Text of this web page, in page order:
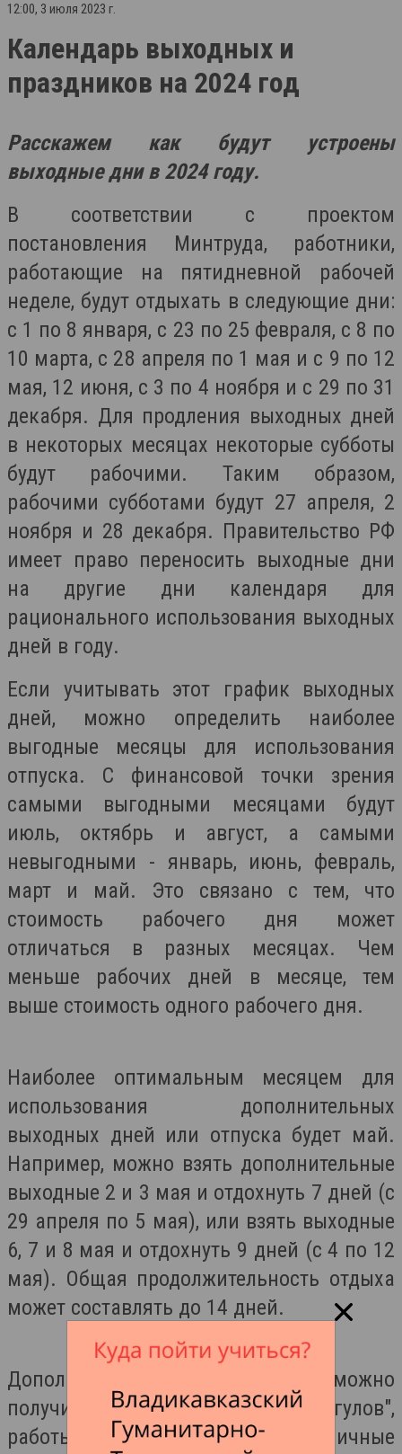
12:00, 3 июля 2023 г.
Календарь выходных и
праздников на 2024 год
Расскажем как будут устроены
выходные дни в 2024 году.
В соответствии с проектом
постановления Минтруда, работники,
работающие на пятидневной рабочей
неделе, будут отдыхать в следующие дни:
с 1 по 8 января, с 23 по 25 февраля, с 8 по
10 марта, с 28 апреля по 1 мая и с 9 по 12
мая, 12 июня, с 3 по 4 ноября и с 29 по 31
декабря. Для продления выходных дней
в некоторых месяцах некоторые субботы
будут рабочими. Таким образом,
рабочими субботами будут 27 апреля, 2
ноября и 28 декабря. Правительство РФ
имеет право переносить выходные дни
на другие дни календаря для
рационального использования выходных
дней в году.
Если учитывать этот график выходных
дней, можно определить наиболее
выгодные месяцы для использования
отпуска. С финансовой точки зрения
самыми выгодными месяцами будут
июль, октябрь и август, а самыми
невыгодными - январь, июнь, февраль,
март и май. Это связано с тем, что
стоимость рабочего дня может
отличаться в разных месяцах. Чем
меньше рабочих дней в месяце, тем
выше стоимость одного рабочего дня.
Наиболее оптимальным месяцем для
использования дополнительных
выходных дней или отпуска будет май.
Например, можно взять дополнительные
выходные 2 и 3 мая и отдохнуть 7 дней (с
29 апреля по 5 мая), или взять выходные
6, 7 и 8 мая и отдохнуть 9 дней (с 4 по 12
мая). Общая продолжительность отдыха
может составлять до 14 дней.
Дополнительные выходные дни можно
получить за счет законных "отгулов",
работы в выходные или праздничные